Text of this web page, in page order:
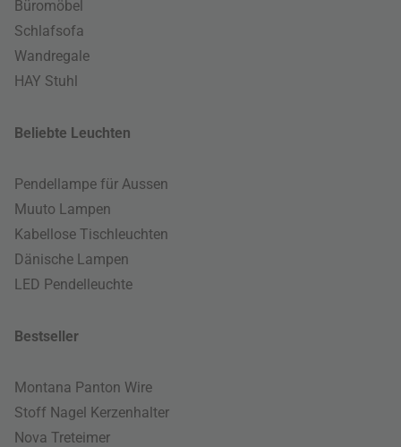
Büromöbel
Schlafsofa
Wandregale
HAY Stuhl
Beliebte Leuchten
Pendellampe für Aussen
Muuto Lampen
Kabellose Tischleuchten
Dänische Lampen
LED Pendelleuchte
Bestseller
Montana Panton Wire
Stoff Nagel Kerzenhalter
Nova Treteimer